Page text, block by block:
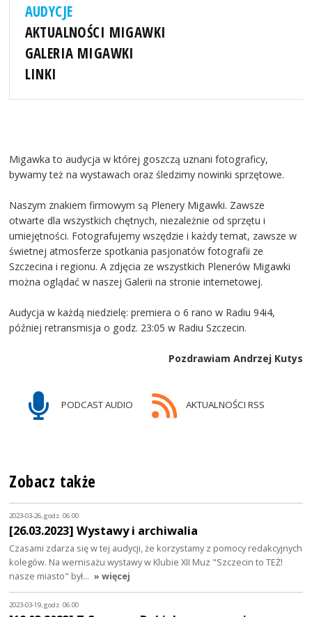
AUDYCJE
AKTUALNOŚCI MIGAWKI
GALERIA MIGAWKI
LINKI
Migawka to audycja w której goszczą uznani fotograficy,
bywamy też na wystawach oraz śledzimy nowinki sprzętowe.
Naszym znakiem firmowym są Plenery Migawki. Zawsze
otwarte dla wszystkich chętnych, niezależnie od sprzętu i
umiejętności. Fotografujemy wszędzie i każdy temat, zawsze w
świetnej atmosferze spotkania pasjonatów fotografii ze
Szczecina i regionu. A zdjęcia ze wszystkich Plenerów Migawki
można oglądać w naszej Galerii na stronie internetowej.
Audycja w każdą niedzielę: premiera o 6 rano w Radiu 94i4,
później retransmisja o godz. 23:05 w Radiu Szczecin.
Pozdrawiam Andrzej Kutys
PODCAST AUDIO AKTUALNOŚCI RSS
Zobacz także
2023-03-26, godz. 06:00
[26.03.2023] Wystawy i archiwalia
Czasami zdarza się w tej audycji, że korzystamy z pomocy redakcyjnych
kolegów. Na wernisażu wystawy w Klubie XII Muz "Szczecin to TEŻ!
nasze miasto" był… » więcej
2023-03-19, godz. 06:00